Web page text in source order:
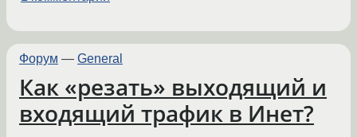
Форум — General
Как «резать» выходящий и
входящий трафик в Инет?